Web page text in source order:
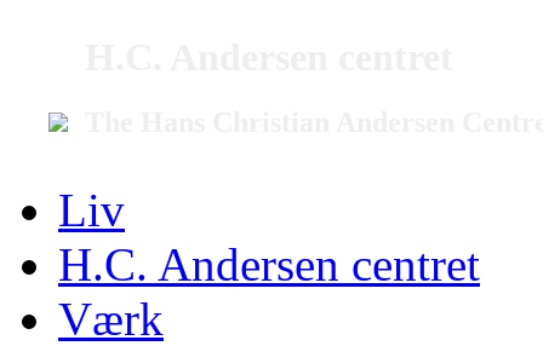
Liv
H.C. Andersen centret
Værk